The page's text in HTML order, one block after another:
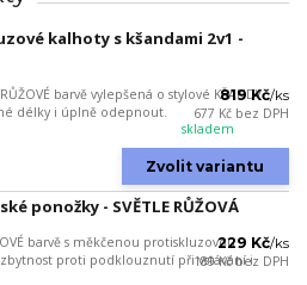
kalhoty s kšandami 2v1 -
barvě vylepšená o stylové KŠANDY.
délky i úplně odepnout.
819 Kč/ks
677 Kč bez DPH
skladem
Zvolit variantu
ponožky - SVĚTLE RŮŽOVÁ
barvě s měkčenou protiskluzovou
proti podklouznutí při vstávání i
229 Kč/ks
189 Kčbez DPH